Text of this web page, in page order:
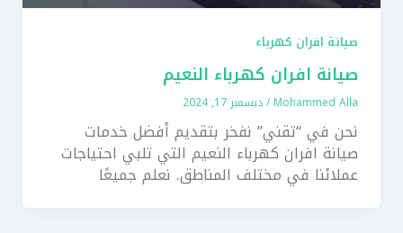
صيانة افران كهرباء
صيانة افران كهرباء النعيم
Mohammed Alla
/ديسمبر 17, 2024
نحن في “تقني” نفخر بتقديم أفضل خدمات
صيانة افران كهرباء النعيم التي تلبي احتياجات
عملائنا في مختلف المناطق. نعلم جميعًا